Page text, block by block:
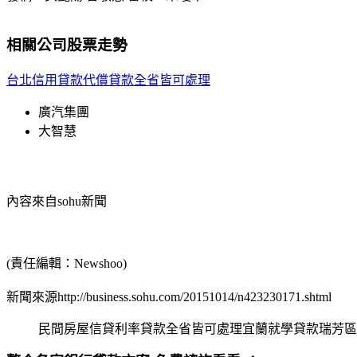
相關公司股票走勢
台北信用貸款代償貸款全省皆可處理
廣汽集團
大智慧
內容來自sohu新聞
(責任編輯：Newshoo)
新聞來源http://business.sohu.com/20151014/n423230171.shtml
民間房屋信貸利率貸款全省皆可處理宜蘭就學貸款瑞芳